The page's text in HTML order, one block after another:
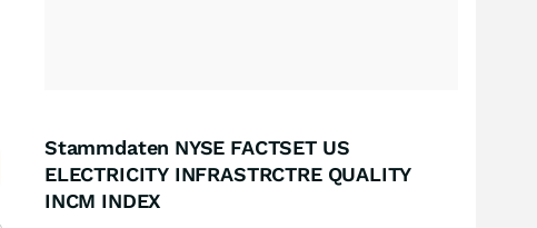
Stammdaten NYSE FACTSET US
ELECTRICITY INFRASTRCTRE QUALITY
INCM INDEX